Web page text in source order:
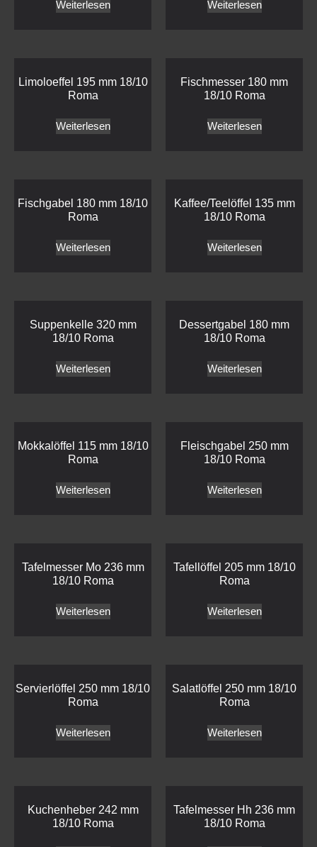
Weiterlesen Weiterlesen
Limoloeffel 195 mm 18/10
Roma
Weiterlesen
Fischmesser 180 mm
18/10 Roma
Weiterlesen
Fischgabel 180 mm 18/10
Roma
Weiterlesen
Kaffee/Teelöffel 135 mm
18/10 Roma
Weiterlesen
Suppenkelle 320 mm
18/10 Roma
Weiterlesen
Dessertgabel 180 mm
18/10 Roma
Weiterlesen
Mokkalöffel 115 mm 18/10
Roma
Weiterlesen
Fleischgabel 250 mm
18/10 Roma
Weiterlesen
Tafelmesser Mo 236 mm
18/10 Roma
Weiterlesen
Tafellöffel 205 mm 18/10
Roma
Weiterlesen
Servierlöffel 250 mm 18/10
Roma
Weiterlesen
Salatlöffel 250 mm 18/10
Roma
Weiterlesen
Kuchenheber 242 mm
18/10 Roma
Tafelmesser Hh 236 mm
18/10 Roma